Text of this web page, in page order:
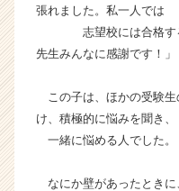
張れました。私一人では
志望校には合格する
先生みんなに感謝です！」
この子は、ほかの受験生
け、積極的に悩みを聞き、
一緒に悩める人でした。
なにか壁があったときに